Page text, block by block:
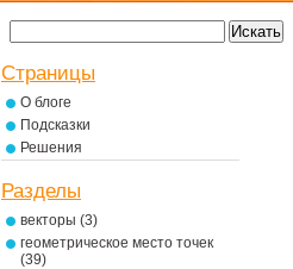
Страницы
О блоге
Подсказки
Решения
Разделы
векторы (3)
геометрическое место точек
(39)